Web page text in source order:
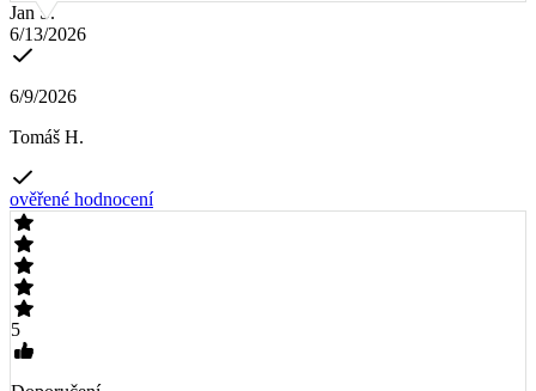
Jan Š.
6/13/2026
6/9/2026
Tomáš H.
ověřené hodnocení
5